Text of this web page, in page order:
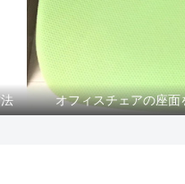
オフィスチェアの座